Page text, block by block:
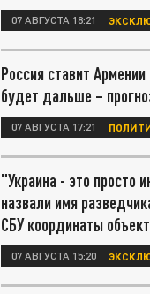
07 АВГУСТА 18:21
Россия ставит
будет дальше –
07 АВГУСТА 17:21
"Украина - это просто
назвали имя
СБУ координаты
07 АВГУСТА 15:20